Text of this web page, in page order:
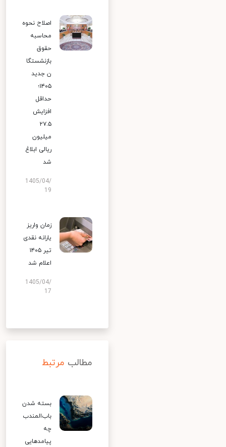
اصلاح نحوه
محاسبه
حقوق
بازنشستگا
ن جدید
۱۴۰۵؛
حداقل
افزایش
۲۷.۵
میلیون
ریالی ابلاغ
شد
1405/04/
19
زمان واریز
یارانه نقدی
تیر ۱۴۰۵
اعلام شد
1405/04/
17
مطالب مرتبط
بسته شدن
باب‌المندب
چه
پیامدهایی